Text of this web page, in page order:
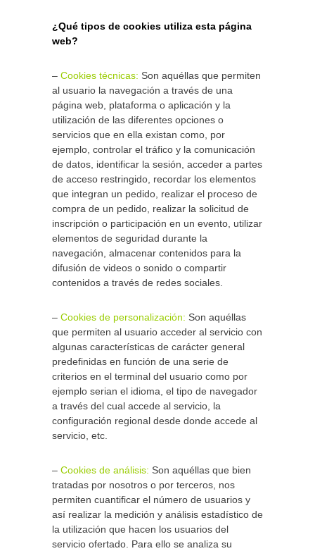
¿Qué tipos de cookies utiliza esta página
web?
– Cookies técnicas: Son aquéllas que permiten
al usuario la navegación a través de una
página web, plataforma o aplicación y la
utilización de las diferentes opciones o
servicios que en ella existan como, por
ejemplo, controlar el tráfico y la comunicación
de datos, identificar la sesión, acceder a partes
de acceso restringido, recordar los elementos
que integran un pedido, realizar el proceso de
compra de un pedido, realizar la solicitud de
inscripción o participación en un evento, utilizar
elementos de seguridad durante la
navegación, almacenar contenidos para la
difusión de videos o sonido o compartir
contenidos a través de redes sociales.
– Cookies de personalización: Son aquéllas
que permiten al usuario acceder al servicio con
algunas características de carácter general
predefinidas en función de una serie de
criterios en el terminal del usuario como por
ejemplo serian el idioma, el tipo de navegador
a través del cual accede al servicio, la
configuración regional desde donde accede al
servicio, etc.
– Cookies de análisis: Son aquéllas que bien
tratadas por nosotros o por terceros, nos
permiten cuantificar el número de usuarios y
así realizar la medición y análisis estadístico de
la utilización que hacen los usuarios del
servicio ofertado. Para ello se analiza su